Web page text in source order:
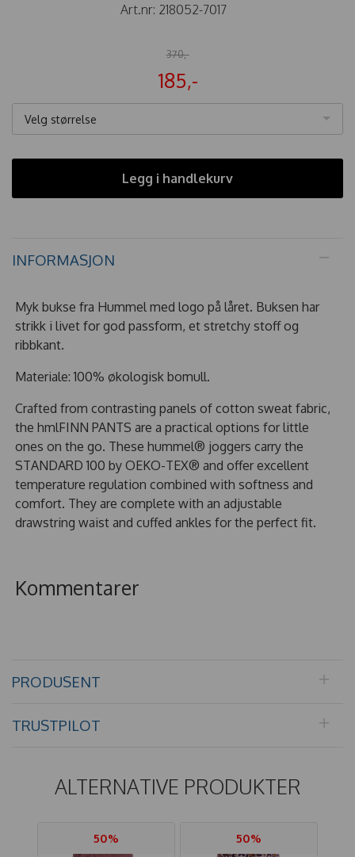
Art.nr: 218052-7017
370,-
185,-
Velg størrelse
Legg i handlekurv
INFORMASJON
Myk bukse fra Hummel med logo på låret. Buksen har
strikk i livet for god passform, et stretchy stoff og
ribbkant.
Materiale: 100% økologisk bomull.
Crafted from contrasting panels of cotton sweat fabric,
the hmlFINN PANTS are a practical options for little
ones on the go. These hummel® joggers carry the
STANDARD 100 by OEKO-TEX® and offer excellent
temperature regulation combined with softness and
comfort. They are complete with an adjustable
drawstring waist and cuffed ankles for the perfect fit.
Kommentarer
PRODUSENT
TRUSTPILOT
ALTERNATIVE PRODUKTER
50% 50%